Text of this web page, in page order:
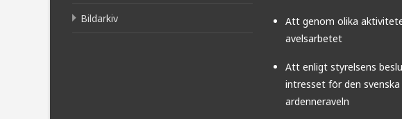
Bildarkiv
Att genom olika
avelsarbetet
Att enligt styrelsens
intresset för den svenska
ardenneraveln